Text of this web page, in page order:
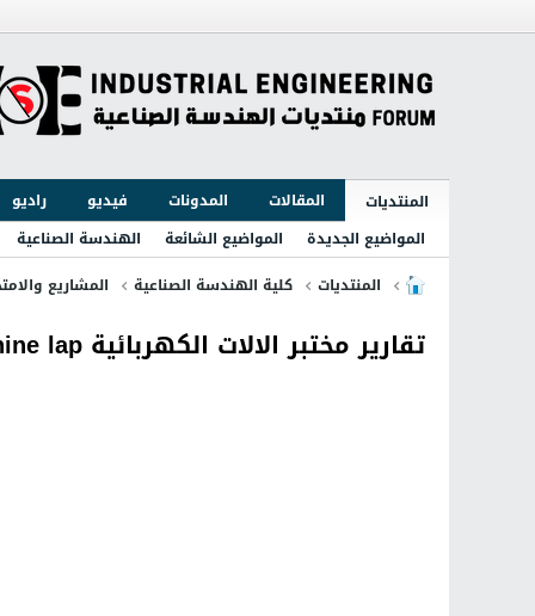
المنتديات المقالات المدونات فيديو
راديو
المواضيع الجديدة
المواضيع الشائعة
الهندسة الصناعية
المنتديات
كلية الهندسة الصناعية المشاريع
تقارير مختبر الالات الكهربائية Electrical machine lap